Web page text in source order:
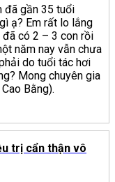
đã gần 35 tuổi
ạ? Em rất lo lắng
có 2 – 3 con rồi
năm nay vẫn chưa
do tuổi tác hơi
Mong chuyên gia
Bằng).
trị cẩn thận vô